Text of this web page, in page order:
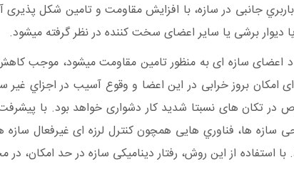
جانبی در سازه، با افزايش مقاومت و تامين شكل
ديوار برشی يا ساير اعضای سخت كننده در نظر گرفته ميشود.
اعضای سازه ای به منظور تامين مقاومت ميشود، موجب
بروز خرابی در اين اعضا و وقوع آسيب در اجزاي غير
در تكان های نسبتا شديد كار دشواری خواهد بود. با
ها، فناوري هايی همچون كنترل لرزه ای غيرفعال
از اين روش، رفتار ديناميكی سازه در حد امكان،